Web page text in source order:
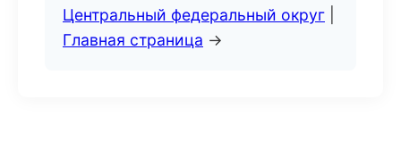
Центральный федеральный округ
Главная страница →